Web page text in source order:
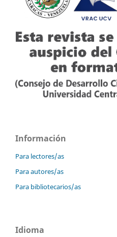
Información
Para lectores/as
Para autores/as
Para bibliotecarios/as
Idioma